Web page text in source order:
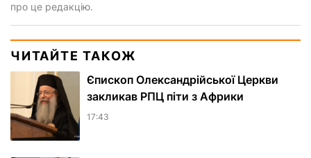
про це редакцію.
ЧИТАЙТЕ ТАКОЖ
Єпископ Олександрійської Церкви
закликав РПЦ піти з Африки
17:43